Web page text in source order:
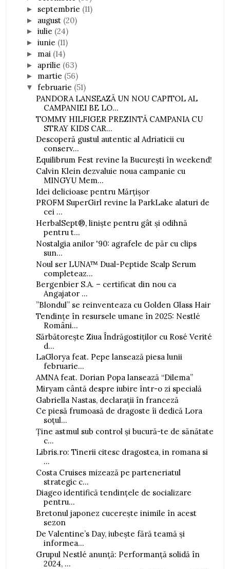
► septembrie (11)
► august (20)
►iulie (24)
►iunie (11)
► mai (14)
► aprilie (63)
► martie (56)
▼februarie (51)
PANDORA LANSEAZĂ UN NOU CAPITOL AL
CAMPANIEI BE LO...
TOMMY HILFIGER PREZINTĂ CAMPANIA CU
STRAY KIDS CAR...
Descoperă gustul autentic al Adriaticii cu
conserv...
Equilibrum Fest revine la București în weekend!
Calvin Klein dezvaluie noua campanie cu
MINGYU Mem...
Idei delicioase pentru Mărțișor
PROFM SuperGirl revine la ParkLake alaturi de
cei ...
HerbalSept®, liniște pentru gât și odihnă
pentru t...
Nostalgia anilor '90: agrafele de păr cu clips
sun...
Noul ser LUNA™ Dual-Peptide Scalp Serum
completeaz...
Bergenbier S.A. – certificat din nou ca
Angajator ...
”Blondul” se reinventeaza cu Golden Glass Hair
Tendințe în resursele umane în 2025: Nestlé
Români...
Sărbătorește Ziua Îndrăgostiților cu Rosé Verité
d...
LaGlorya feat. Pepe lansează piesa lunii
februarie...
AMNA feat. Dorian Popa lansează “Dilema”
Miryam cântă despre iubire într-o zi specială
Gabriella Nastas, declarații în franceză
Ce piesă frumoasă de dragoste îi dedică Lora
soțul...
Ține astmul sub control și bucură-te de sănătate
c...
Libris.ro: Tinerii citesc dragostea, in romana si
...
Costa Cruises mizează pe parteneriatul
strategic c...
Diageo identifică tendințele de socializare
pentru...
Bretonul japonez cucerește inimile în acest
sezon
De Valentine’s Day, iubește fără teamă și
informea...
Grupul Nestlé anunță: Performanță solidă în
2024, ...